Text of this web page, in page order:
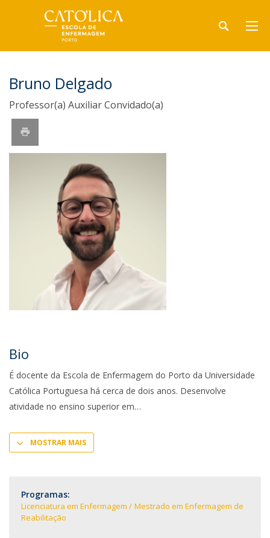
Bruno Delgado
Professor(a) Auxiliar Convidado(a)
Bio
É docente da Escola de Enfermagem do Porto da Universidade
Católica Portuguesa há cerca de dois anos. Desenvolve
atividade no ensino superior em
MOSTRAR MAIS
Programas:
Licenciatura em Enfermagem
Mestrado em Enfermagem de
Reabilitação